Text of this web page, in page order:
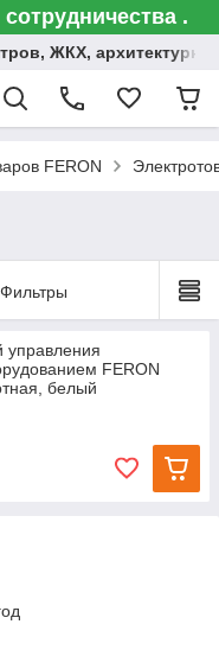
.
ЖКХ,
FERON
Фильтры
управления
FERON
белый